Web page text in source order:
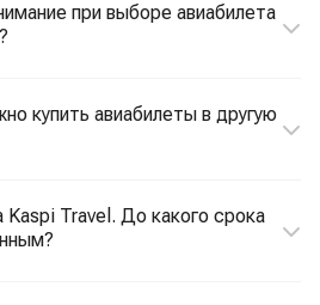
при выборе авиабилета
купить авиабилеты в другую
Travel. До какого срока